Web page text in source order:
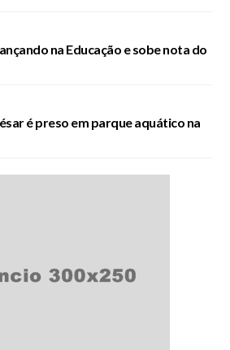
na Educação e sobe nota do
é preso em parque aquático na